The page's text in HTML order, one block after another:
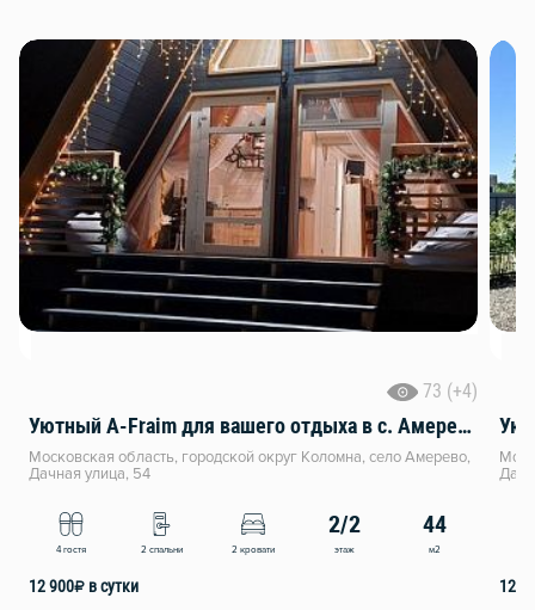
73 (+4)
Уютный A-Fraim для вашего отдыха в с. Амерево
Московская область, городской округ Коломна, село Амерево,
Дачная улица, 54
4 гостя 2 спальни 2 кровати
2/2
этаж
44
м2
12 900₽ в сутки 12